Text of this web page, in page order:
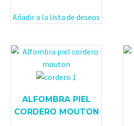
Añadir a la lista de deseos
ALFOMBRA PIEL
CORDERO MOUTON